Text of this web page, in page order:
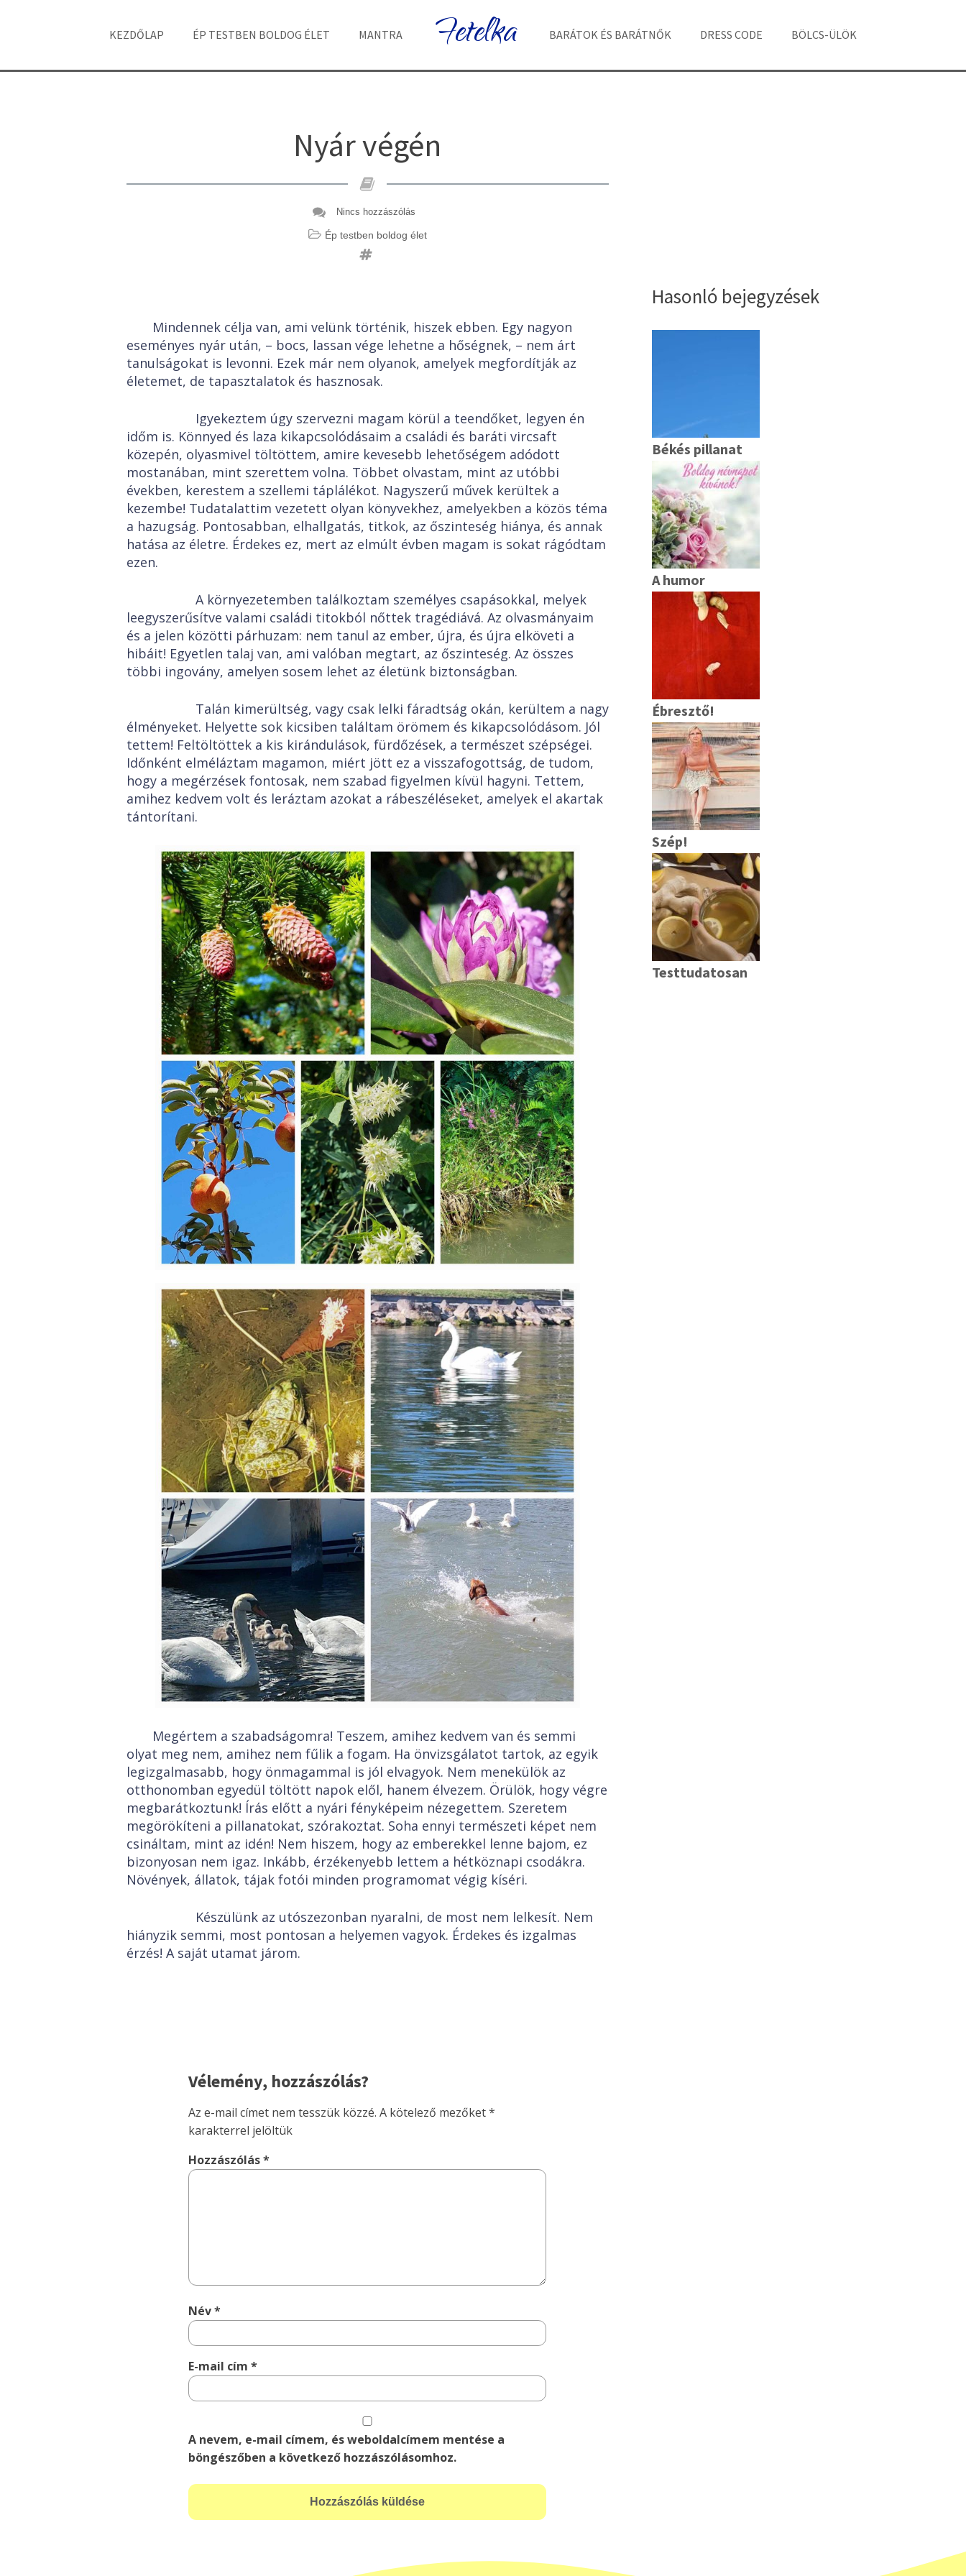
KEZDŐLAP ÉP TESTBEN BOLDOG ÉLET MANTRA Fetelka BARÁTOK ÉS BARÁTNŐK DRESS CODE BÖLCS-ÜLÖK
Nyár végén
Nincs hozzászólás
Ép testben boldog élet
Mindennek célja van, ami velünk történik, hiszek ebben. Egy nagyon
eseményes nyár után, – bocs, lassan vége lehetne a hőségnek, – nem árt
tanulságokat is levonni. Ezek már nem olyanok, amelyek megfordítják az
életemet, de tapasztalatok és hasznosak.
Igyekeztem úgy szervezni magam körül a teendőket, legyen én
időm is. Könnyed és laza kikapcsolódásaim a családi és baráti vircsaft
közepén, olyasmivel töltöttem, amire kevesebb lehetőségem adódott
mostanában, mint szerettem volna. Többet olvastam, mint az utóbbi
években, kerestem a szellemi táplálékot. Nagyszerű művek kerültek a
kezembe! Tudatalattim vezetett olyan könyvekhez, amelyekben a közös téma
a hazugság. Pontosabban, elhallgatás, titkok, az őszinteség hiánya, és annak
hatása az életre. Érdekes ez, mert az elmúlt évben magam is sokat rágódtam
ezen.
A környezetemben találkoztam személyes csapásokkal, melyek
leegyszerűsítve valami családi titokból nőttek tragédiává. Az olvasmányaim
és a jelen közötti párhuzam: nem tanul az ember, újra, és újra elköveti a
hibáit! Egyetlen talaj van, ami valóban megtart, az őszinteség. Az összes
többi ingovány, amelyen sosem lehet az életünk biztonságban.
Talán kimerültség, vagy csak lelki fáradtság okán, kerültem a nagy
élményeket. Helyette sok kicsiben találtam örömem és kikapcsolódásom. Jól
tettem! Feltöltöttek a kis kirándulások, fürdőzések, a természet szépségei.
Időnként elméláztam magamon, miért jött ez a visszafogottság, de tudom,
hogy a megérzések fontosak, nem szabad figyelmen kívül hagyni. Tettem,
amihez kedvem volt és leráztam azokat a rábeszéléseket, amelyek el akartak
tántorítani.
Megértem a szabadságomra! Teszem, amihez kedvem van és semmi
olyat meg nem, amihez nem fűlik a fogam. Ha önvizsgálatot tartok, az egyik
legizgalmasabb, hogy önmagammal is jól elvagyok. Nem menekülök az
otthonomban egyedül töltött napok elől, hanem élvezem. Örülök, hogy végre
megbarátkoztunk! Írás előtt a nyári fényképeim nézegettem. Szeretem
megörökíteni a pillanatokat, szórakoztat. Soha ennyi természeti képet nem
csináltam, mint az idén! Nem hiszem, hogy az emberekkel lenne bajom, ez
bizonyosan nem igaz. Inkább, érzékenyebb lettem a hétköznapi csodákra.
Növények, állatok, tájak fotói minden programomat végig kíséri.
Készülünk az utószezonban nyaralni, de most nem lelkesít. Nem
hiányzik semmi, most pontosan a helyemen vagyok. Érdekes és izgalmas
érzés! A saját utamat járom.
Vélemény, hozzászólás?
Az e-mail címet nem tesszük közzé. A kötelező mezőket*
karakterrel jelöltük
Hozzászólás*
Név*
E-mail cím*
A nevem, e-mail címem, és weboldalcímem mentése a
böngészőben a következő hozzászólásomhoz.
Hasonló bejegyzések
Békés pillanat
A humor
Ébresztő!
Szép!
Testtudatosan